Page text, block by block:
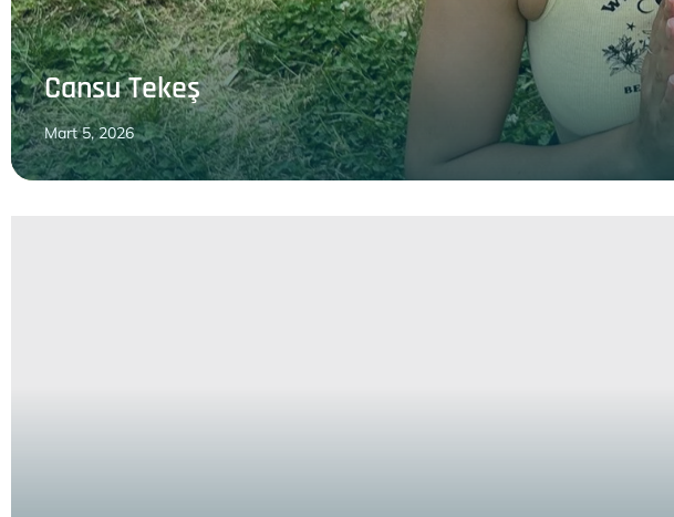
Cansu Tekeş
Mart 5, 2026